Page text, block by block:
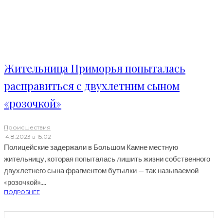
Жительница Приморья попыталась
расправиться с двухлетним сыном
«розочкой»
Происшествия
·4.8.2023 в 15:02
Полицейские задержали в Большом Камне местную
жительницу, которая попыталась лишить жизни собственного
двухлетнего сына фрагментом бутылки — так называемой
«розочкой»....
ПОДРОБНЕЕ